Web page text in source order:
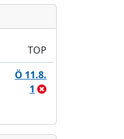
TOP
Ö 11.8.
1